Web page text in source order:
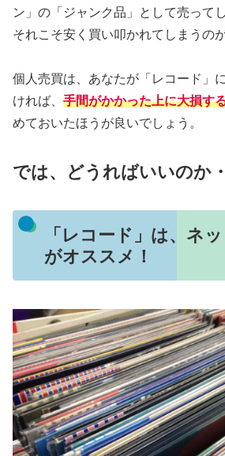
ン」の「ジャンク品」として売って
それこそ安く買い叩かれてしまうの
個人売買は、あなたが「レコード」
ければ、 手間がかかった上に大損す
めておいたほうが良いでしょう。
では、どうればいいのか
「レコード」は、ネ
がオススメ！